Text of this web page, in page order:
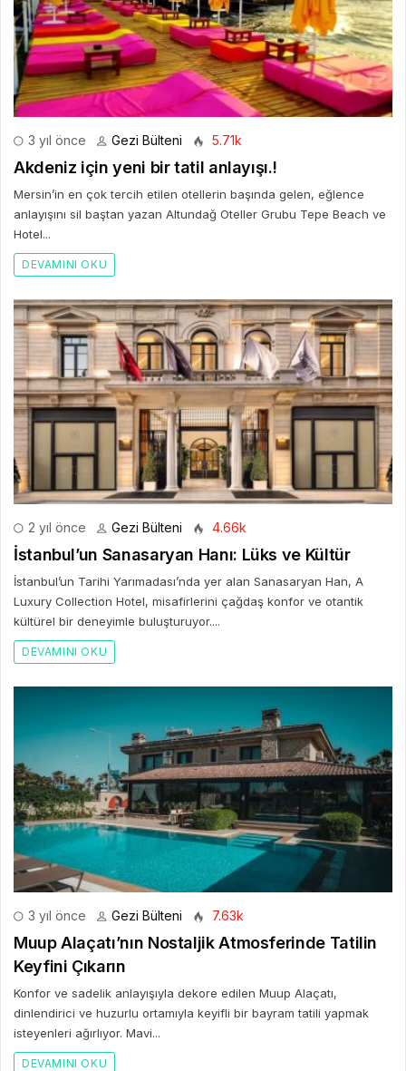
3 yıl önce Gezi Bülteni 5.71k
Akdeniz için yeni bir tatil anlayışı.!
Mersin’in en çok tercih etilen otellerin başında gelen, eğlence
anlayışını sil baştan yazan Altundağ Oteller Grubu Tepe Beach ve
Hotel...
DEVAMINI OKU
2 yıl önce Gezi Bülteni 4.66k
İstanbul’un Sanasaryan Hanı: Lüks ve Kültür
İstanbul’un Tarihi Yarımadası’nda yer alan Sanasaryan Han, A
Luxury Collection Hotel, misafirlerini çağdaş konfor ve otantik
kültürel bir deneyimle buluşturuyor....
DEVAMINI OKU
3 yıl önce Gezi Bülteni 7.63k
Muup Alaçatı’nın Nostaljik Atmosferinde Tatilin
Keyfini Çıkarın
Konfor ve sadelik anlayışıyla dekore edilen Muup Alaçatı,
dinlendirici ve huzurlu ortamıyla keyifli bir bayram tatili yapmak
isteyenleri ağırlıyor. Mavi...
DEVAMINI OKU